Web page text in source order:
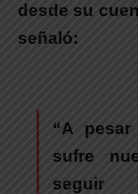
desde su
señaló:
“A
sufre
seguir